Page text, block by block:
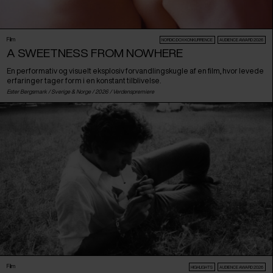
Film NORDIC:DOX KONKURRENCE AUDIENCE AWARD 2026
A SWEETNESS FROM NOWHERE
En performativ og visuelt eksplosiv forvandlingskugle af en film, hvor levede
erfaringer tager form i en konstant tilblivelse.
Ester Bergsmark / Sverige & Norge / 2026 / Verdenspremiere
Film HIGHLIGHTS AUDIENCE AWARD 2026